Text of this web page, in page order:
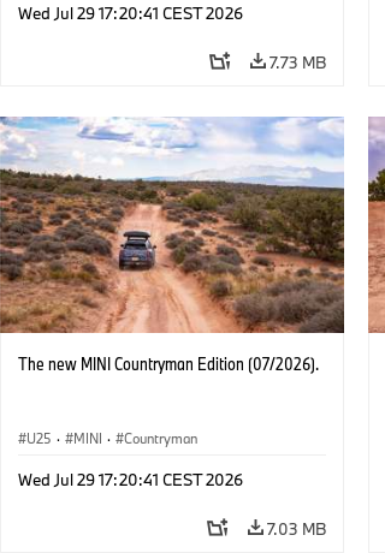
Wed Jul 29 17:20:41 CEST 2026
7.73 MB
The new MINI Countryman Edition (07/2026).
U25 · MINI · Countryman
Wed Jul 29 17:20:41 CEST 2026
7.03 MB